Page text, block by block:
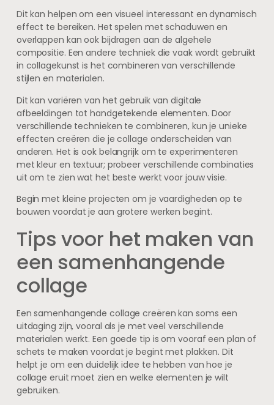
Dit kan helpen om een visueel interessant en dynamisch
effect te bereiken. Het spelen met schaduwen en
overlappen kan ook bijdragen aan de algehele
compositie. Een andere techniek die vaak wordt gebruikt
in collagekunst is het combineren van verschillende
stijlen en materialen.
Dit kan variëren van het gebruik van digitale
afbeeldingen tot handgetekende elementen. Door
verschillende technieken te combineren, kun je unieke
effecten creëren die je collage onderscheiden van
anderen. Het is ook belangrijk om te experimenteren
met kleur en textuur; probeer verschillende combinaties
uit om te zien wat het beste werkt voor jouw visie.
Begin met kleine projecten om je vaardigheden op te
bouwen voordat je aan grotere werken begint.
Tips voor het maken van
een samenhangende
collage
Een samenhangende collage creëren kan soms een
uitdaging zijn, vooral als je met veel verschillende
materialen werkt. Een goede tip is om vooraf een plan of
schets te maken voordat je begint met plakken. Dit
helpt je om een duidelijk idee te hebben van hoe je
collage eruit moet zien en welke elementen je wilt
gebruiken.